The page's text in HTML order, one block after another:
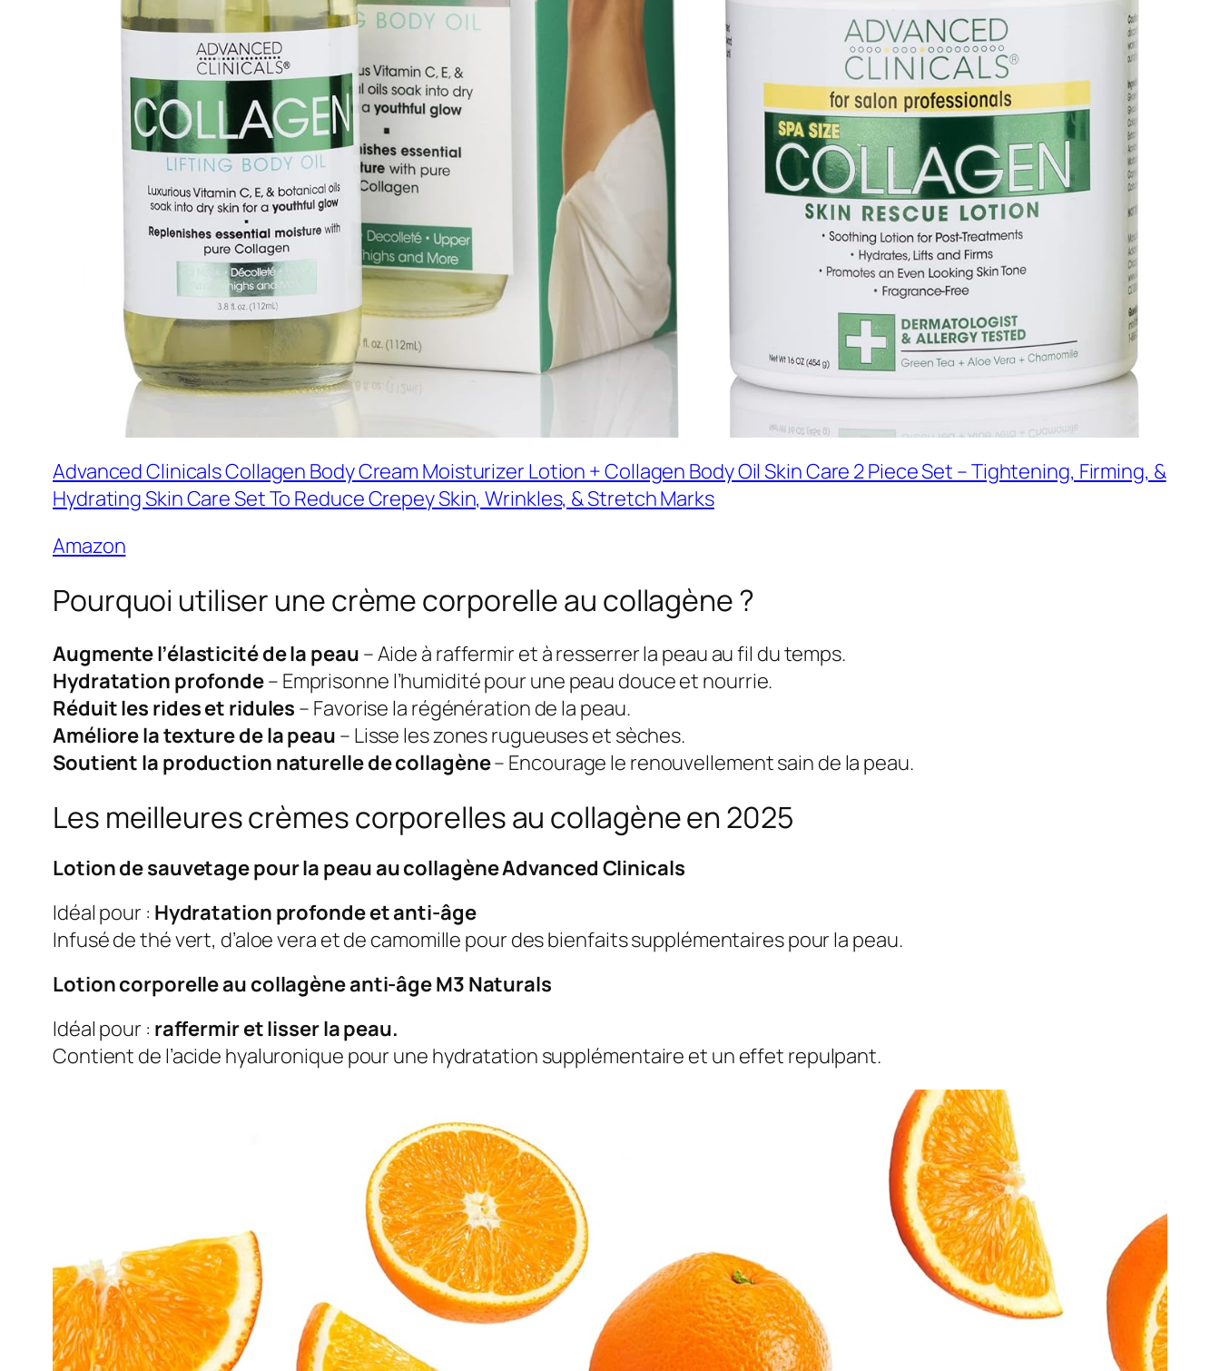
Advanced Clinicals Collagen Body Cream Moisturizer Lotion + Collagen Body Oil Skin Care 2 Piece Set – Tightening, Firming, &
Hydrating Skin Care Set To Reduce Crepey Skin, Wrinkles, & Stretch Marks
Amazon
Pourquoi utiliser une crème corporelle au collagène ?
Augmente l’élasticité de la peau – Aide à raffermir et à resserrer la peau au fil du temps.
Hydratation profonde– Emprisonne l’humidité pour une peau douce et nourrie.
Réduit les rides et ridules – Favorise la régénération de la peau.
Améliore la texture de la peau – Lisse les zones rugueuses et sèches.
Soutient la production naturelle de collagène– Encourage le renouvellement sain de la peau.
Les meilleures crèmes corporelles au collagène en 2025
Lotion de sauvetage pour la peau au collagène Advanced Clinicals
Idéal pour : Hydratation profonde et anti-âge
Infusé de thé vert, d’aloe vera et de camomille pour des bienfaits supplémentaires pour la peau.
Lotion corporelle au collagène anti-âge M3 Naturals
Idéal pour : raffermir et lisser la peau.
Contient de l’acide hyaluronique pour une hydratation supplémentaire et un effet repulpant.